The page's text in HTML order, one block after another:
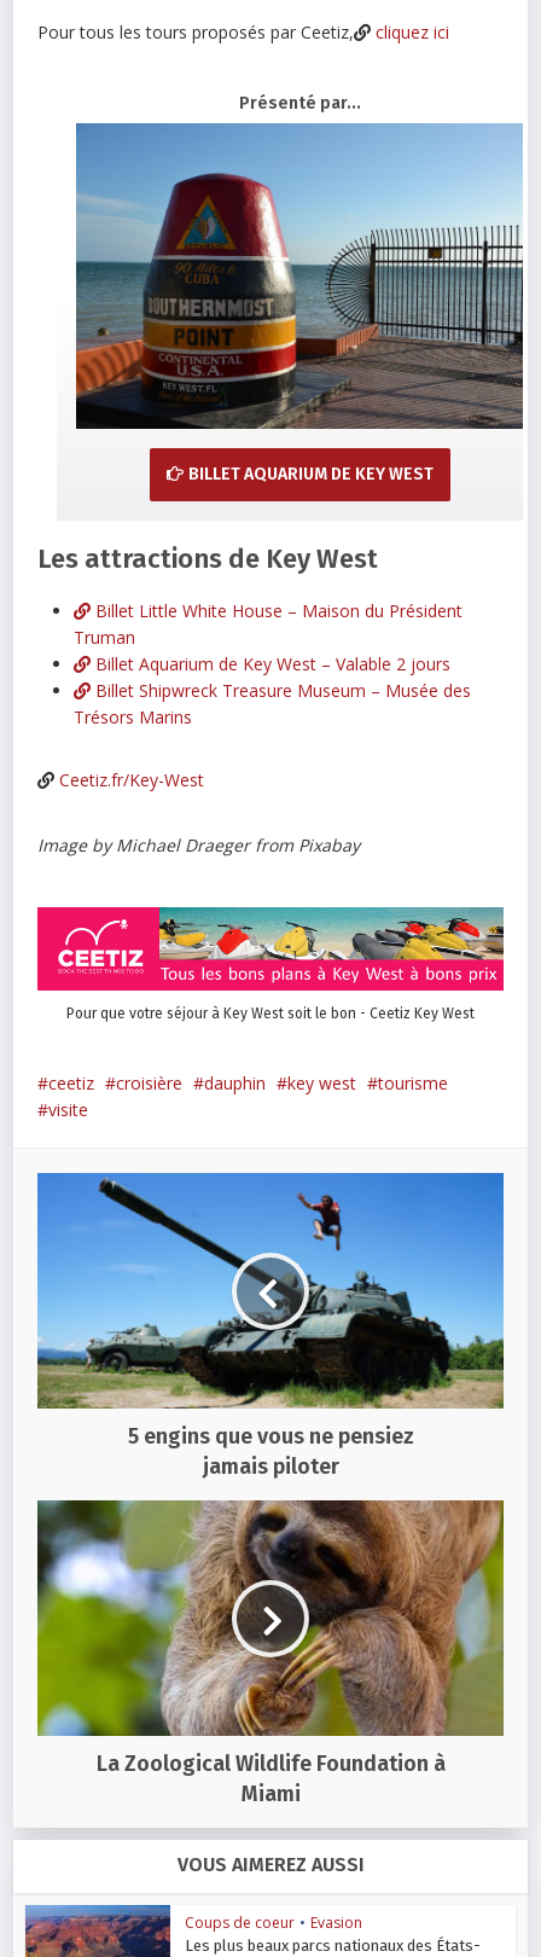
Pour tous les tours proposés par Ceetiz, cliquez ici
Présenté par...
BILLET AQUARIUM DE KEY WEST
Les attractions de Key West
Billet Little White House – Maison du Président
Truman
Billet Aquarium de Key West – Valable 2 jours
Billet Shipwreck Treasure Museum – Musée des
Trésors Marins
Ceetiz.fr/Key-West
Image by Michael Draeger from Pixabay
Pour que votre séjour à Key West soit le bon - Ceetiz Key West
ceetiz croisière dauphin key west
tourisme
visite
5 engins que vous ne pensiez
jamais piloter
La Zoological Wildlife Foundation à
Miami
VOUS AIMEREZ AUSSI
Coups de coeur • Evasion
Les plus beaux parcs nationaux des États-